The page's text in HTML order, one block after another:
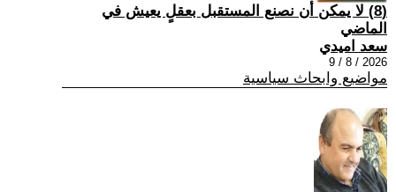
(8) لا يمكن أن نصنع المستقبل بعقلٍ يعيش في
الماضي
سعد اميدي
2026 / 8 / 9
مواضيع وابحاث سياسية